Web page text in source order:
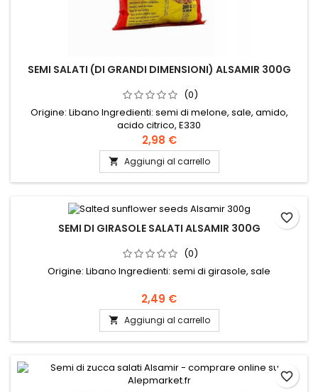
SEMI SALATI (DI GRANDI DIMENSIONI) ALSAMIR 300G
(0)
Origine: Libano Ingredienti: semi di melone, sale, amido,
acido citrico, E330
2,98 €
 Aggiungi al carrello
SEMI DI GIRASOLE SALATI ALSAMIR 300G
(0)
Origine: Libano Ingredienti: semi di girasole, sale
2,49 €
 Aggiungi al carrello
favorite_border
favorite_border